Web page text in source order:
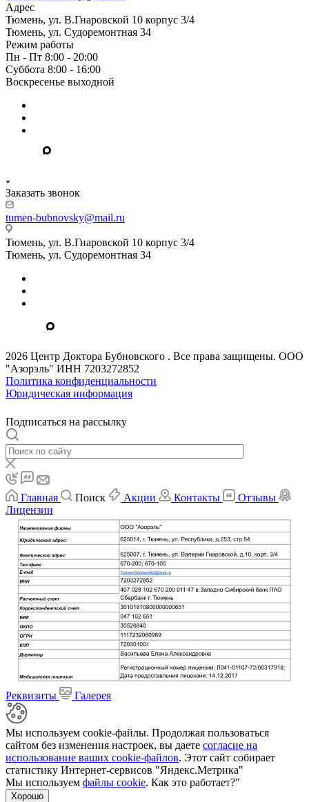
Адрес
Тюмень, ул. В.Гнаровской 10 корпус 3/4
Тюмень, ул. Судоремонтная 34
Режим работы
Пн - Пт 8:00 - 20:00
Суббота 8:00 - 16:00
Воскресенье выходной
Заказать звонок
tumen-bubnovsky@mail.ru
Тюмень, ул. В.Гнаровской 10 корпус 3/4
Тюмень, ул. Судоремонтная 34
2026 Центр Доктора Бубновского . Все права защищены. ООО
"Азорэль" ИНН 7203272852
Политика конфиденциальности
Юридическая информация
Подписаться на рассылку
Главная Поиск Акции Контакты
Отзывы
Лицензии
Реквизиты Галерея
Мы используем cookie-файлы. Продолжая пользоваться
сайтом без изменения настроек, вы даете согласие на
использование ваших cookie-файлов. Этот сайт собирает
статистику Интернет-сервисов "Яндекс.Метрика"
Мы используем файлы cookie. Как это работает?"
Хорошо